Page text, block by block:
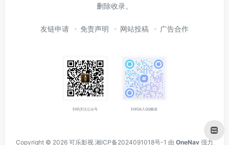
删除收录。
友链申请 免责声明 网站投稿 广告合作
扫码关注公众号 扫码加入QQ频道
Copyright © 2026 可乐影视 湘ICP备2024091018号-1 由 OneNav 强力